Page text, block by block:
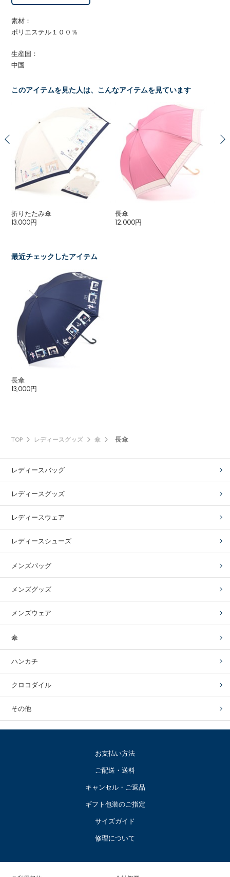
素材：
ポリエステル１００％
生産国：
中国
このアイテムを見た人は、こんなアイテムを見ています
折りたたみ傘
13,000円
長傘
12,000円
最近チェックしたアイテム
長傘
13,000円
TOP レディースグッズ 傘 長傘
レディースバッグ
レディースグッズ
レディースウェア
レディースシューズ
メンズバッグ
メンズグッズ
メンズウェア
傘
ハンカチ
クロコダイル
その他
お支払い方法
ご配送・送料
キャンセル・ご返品
ギフト包装のご指定
サイズガイド
修理について